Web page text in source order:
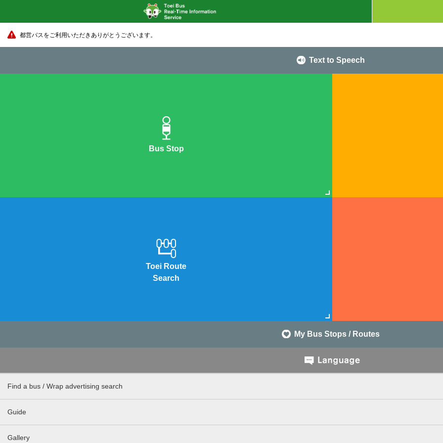
都営バスをご利用いただきありがとうございます。
Text to Speech
Bus Stop
Toei Route
Search
My Bus Stops / Routes
Find a bus / Wrap advertising search
Guide
Gallery